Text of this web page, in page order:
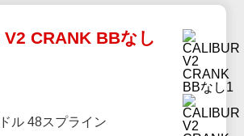
CRANK BBなし
ル 48スプライン